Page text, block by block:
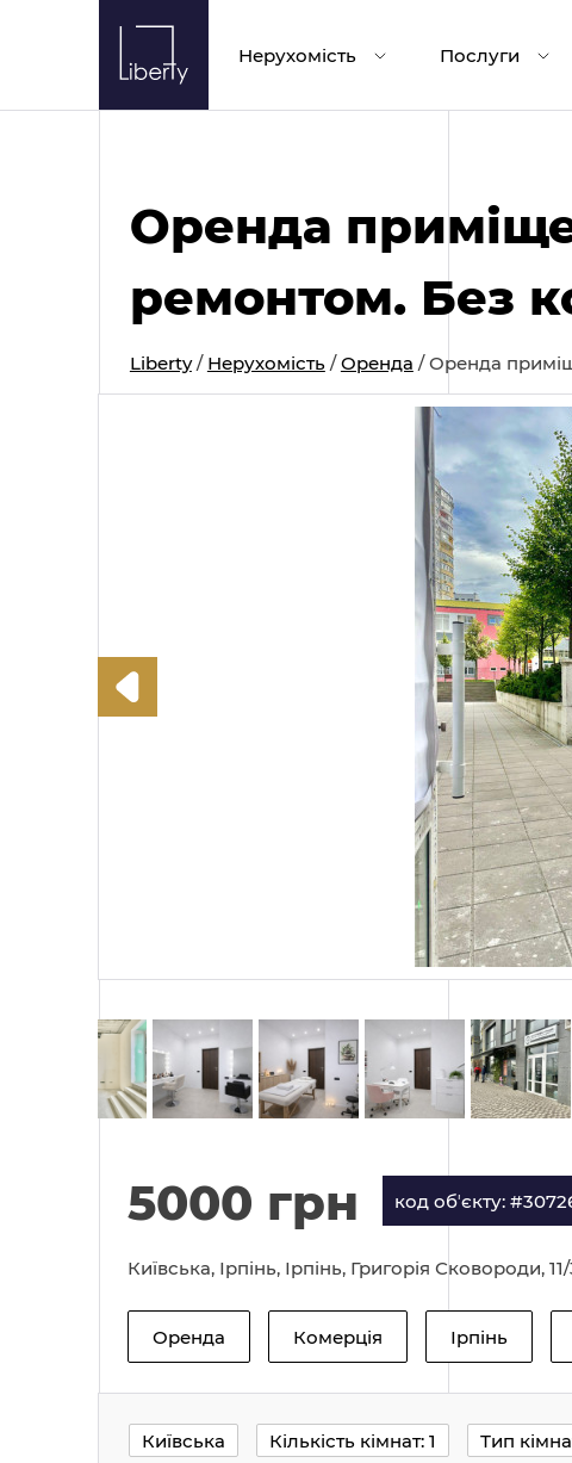
Нерухомість Послуги
Оренда
ремонтом. Без
Liberty/ Нерухомість/Оренда /Оренда
5000 грн код обʼєкту:
Київська, Ірпінь, Ірпінь, Григорія Сковороди,
Оренда Комерція Ірпінь
Київська Кількість кімнат: 1 Тип